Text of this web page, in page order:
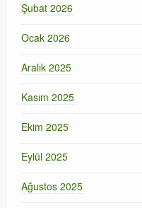
Şubat 2026
Ocak 2026
Aralık 2025
Kasım 2025
Ekim 2025
Eylül 2025
Ağustos 2025